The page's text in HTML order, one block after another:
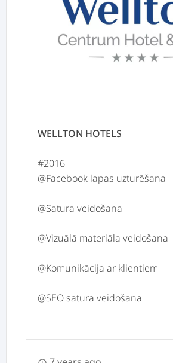
WELLTON HOTELS
#2016
@Facebook lapas uzturēšana
@Satura veidošana
@Vizuālā materiāla veidošana
@Komunikācija ar klientiem